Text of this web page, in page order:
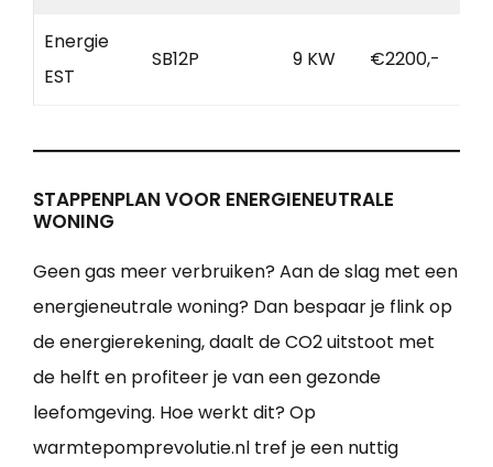
Energie
EST
SB12P 9 KW €2200,-
STAPPENPLAN VOOR ENERGIENEUTRALE
WONING
Geen gas meer verbruiken? Aan de slag met een
energieneutrale woning? Dan bespaar je flink op
de energierekening, daalt de CO2 uitstoot met
de helft en profiteer je van een gezonde
leefomgeving. Hoe werkt dit? Op
warmtepomprevolutie.nl tref je een nuttig